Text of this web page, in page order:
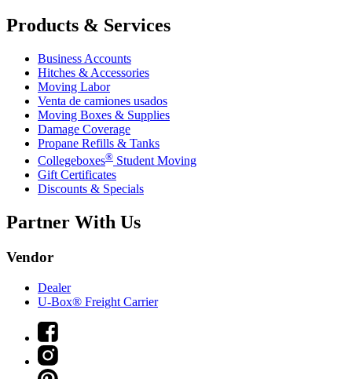
Products & Services
Business Accounts
Hitches & Accessories
Moving Labor
Venta de camiones usados
Moving Boxes & Supplies
Damage Coverage
Propane Refills & Tanks
Collegeboxes® Student Moving
Gift Certificates
Discounts & Specials
Partner With Us
Vendor
Dealer
U-Box® Freight Carrier